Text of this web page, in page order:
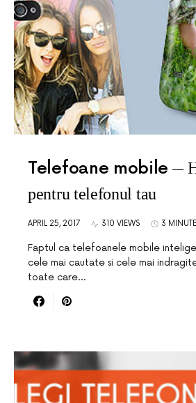
Telefoane mobile
pentru telefonul tau
APRIL 25, 2017 310 VIEWS 3
Faptul ca telefoanele mobile
cele mai cautate si cele mai
toate care…